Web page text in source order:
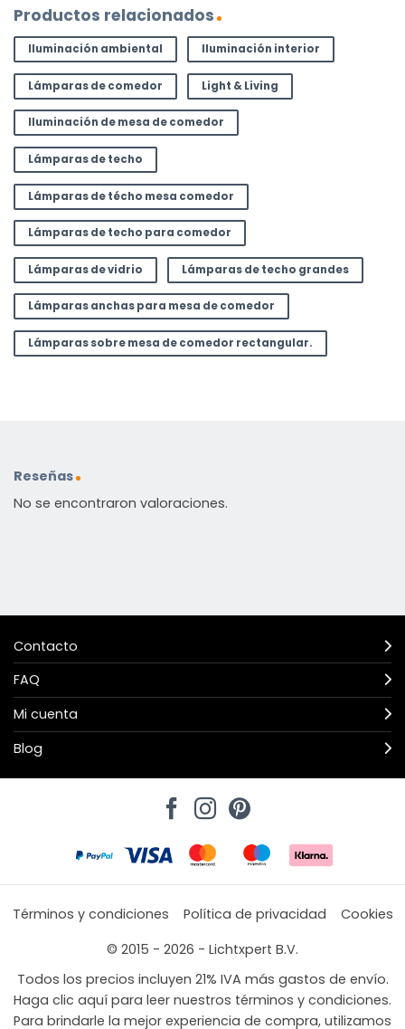
Productos relacionados
Iluminación ambiental Iluminación interior
Lámparas de comedor Light & Living
Iluminación de mesa de comedor
Lámparas de techo
Lámparas de técho mesa comedor
Lámparas de techo para comedor
Lámparas de vidrio Lámparas de techo grandes
Lámparas anchas para mesa de comedor
Lámparas sobre mesa de comedor rectangular.
Reseñas
No se encontraron valoraciones.
Contacto
FAQ
Mi cuenta
Blog
Términos y condiciones Política de privacidad
Cookies
© 2015 - 2026 - Lichtxpert B.V.
Todos los precios incluyen 21% IVA más gastos de envío.
Haga clic aquí para leer nuestros términos y condiciones.
Para brindarle la mejor experiencia de compra, utilizamos